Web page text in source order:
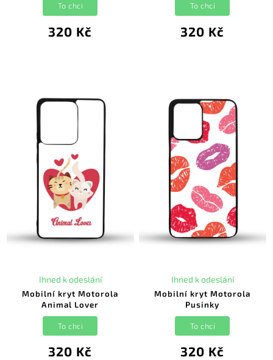
320 Kč
To chci
320 Kč
To chci
Mobilní kryt Motorola
Animal Lover
Ihned k odeslání
320 Kč
To chci
Mobilní kryt Motorola
Pusinky
Ihned k odeslání
320 Kč
To chci